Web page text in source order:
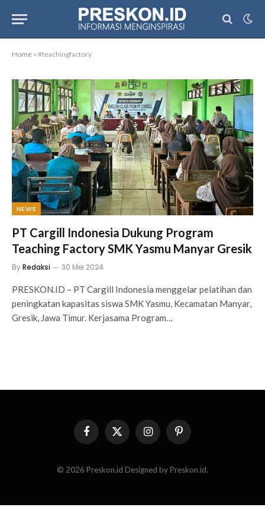
Home » #teachingfactory
NEWS
PT Cargill Indonesia Dukung Program
Teaching Factory SMK Yasmu Manyar Gresik
ByRedaksi 30 Mei 2024
PRESKON.ID – PT Cargill Indonesia menggelar pelatihan dan
peningkatan kapasitas siswa SMK Yasmu, Kecamatan Manyar,
Gresik, Jawa Timur. Kerjasama Program…
FacebookX
(Twitter)
InstagramPinterest
© 2026 Preskon.id Designed by Preskon.id.